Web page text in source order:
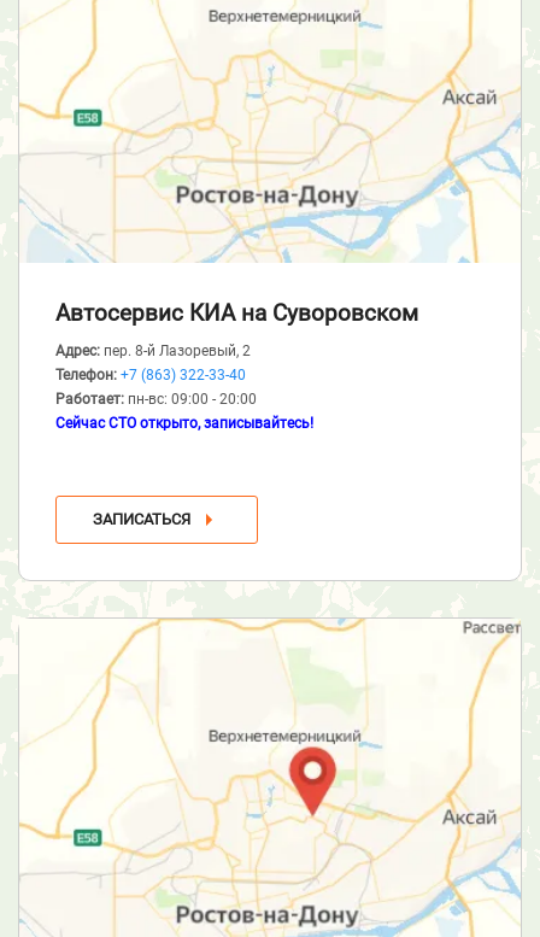
Автосервис КИА на Суворовском
Адрес: пер. 8-й Лазоревый, 2
Телефон: +7 (863) 322-33-40
Работает: пн-вс: 09:00 - 20:00
Сейчас СТО открыто, записывайтесь!
ЗАПИСАТЬСЯ